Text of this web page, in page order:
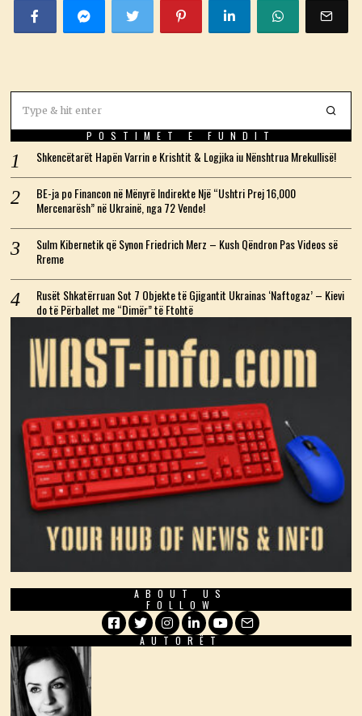
POSTIMET E FUNDIT
Shkencëtarët Hapën Varrin e Krishtit & Logjika iu Nënshtrua Mrekullisë!
BE-ja po Financon në Mënyrë Indirekte Një “Ushtri Prej 16,000
Mercenarësh” në Ukrainë, nga 72 Vende!
Sulm Kibernetik që Synon Friedrich Merz – Kush Qëndron Pas Videos së
Rreme
Rusët Shkatërruan Sot 7 Objekte të Gjigantit Ukrainas ‘Naftogaz’ – Kievi
do të Përballet me “Dimër” të Ftohtë
ABOUT US
FOLLOW
Facebook
TwitterInstagram
LinkedIn
YouTube
Email
AUTORËT